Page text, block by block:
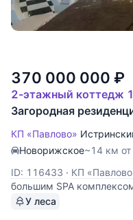
370 000 000 ₽
2-этажный коттедж
Загородная
КП «Павлово»
Новорижское~14 км
ID: 116433 · КП
большим SPA
Рижском шоссе. Общая
У леса